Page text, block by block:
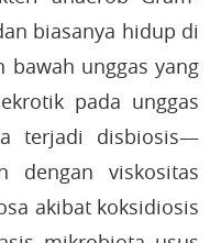
biasanya hidup di
bawah unggas yang
pada unggas
terjadi disbiosis—
dengan viskositas
akibat koksidiosis